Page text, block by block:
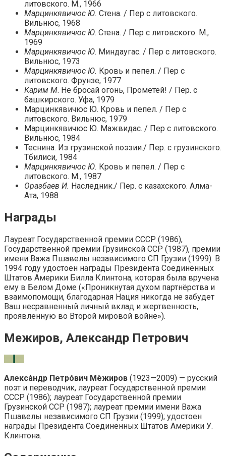
литовского. М., 1966
Марцинкявичюс Ю. Стена. / Пер с литовского.
Вильнюс, 1968
Марцинкявичюс Ю. Стена. / Пер с литовского. М.,
1969
Марцинкявичюс Ю. Миндаугас. / Пер с литовского.
Вильнюс, 1973
Марцинкявичюс Ю. Кровь и пепел. / Пер с
литовского. Фрунзе, 1977
Карим М. Не бросай огонь, Прометей! / Пер. с
башкирского. Уфа, 1979
Марцинкявичюс Ю. Кровь и пепел. / Пер с
литовского. Вильнюс, 1979
Марцинкявичюс Ю. Мажвидас. / Пер с литовского.
Вильнюс, 1984
Теснина. Из грузинской поэзии./ Пер. с грузинского.
Тбилиси, 1984
Марцинкявичюс Ю. Кровь и пепел. / Пер с
литовского. М., 1987
Оразбаев И. Наследник./ Пер. с казахского. Алма-
Ата, 1988
Награды
Лауреат Государственной премии СССР (1986),
Государственной премии Грузинской ССР (1987), премии
имени Важа Пшавелы независимого СП Грузии (1999). В
1994 году удостоен награды Президента Соединённых
Штатов Америки Билла Клинтона, которая была вручена
ему в Белом Доме («Проникнутая духом партнёрства и
взаимопомощи, благодарная Нация никогда не забудет
Ваш несравненный личный вклад и жертвенность,
проявленную во Второй мировой войне»).
Межиров, Александр Петрович
Алекса́ндр Петро́вич Ме́жиров (1923—2009) — русский
поэт и переводчик, лауреат Государственной премии
СССР (1986); лауреат Государственной премии
Грузинской ССР (1987); лауреат премии имени Важа
Пшавелы независимого СП Грузии (1999); удостоен
награды Президента Соединенных Штатов Америки У.
Клинтона.